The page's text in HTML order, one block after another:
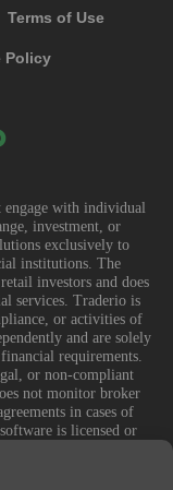
Terms of Use
Policy
engage with individual
investment, or
exclusively to
institutions. The
investors and does
services. Traderio is
or activities of
and are solely
requirements.
or non-compliant
not monitor broker
in cases of
is licensed or
consequences, or
are entirely their